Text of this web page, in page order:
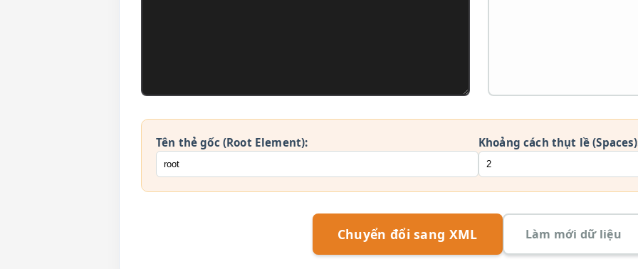
Tên thẻ gốc (Root Element): Khoảng cách thụt lề
Chuyển đổi sang XML Làm mới dữ liệu